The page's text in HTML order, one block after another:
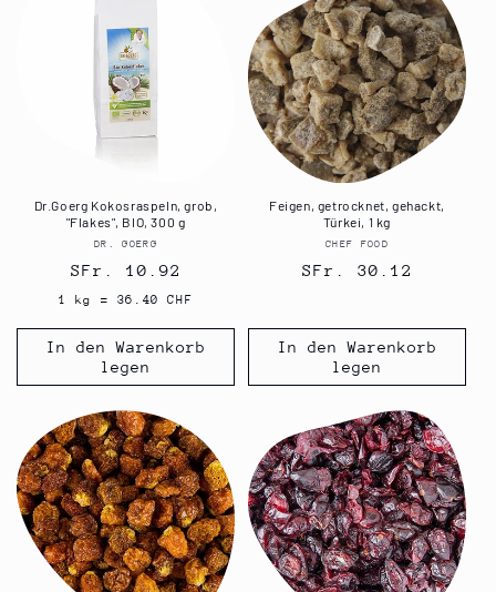
Dr.Goerg Kokosraspeln, grob,
"Flakes", BIO, 300 g
Anbieter:
DR. GOERG
Normaler
Preis
SFr. 10.92
1 kg = 36.40 CHF
In den Warenkorb
legen
Feigen, getrocknet, gehackt,
Türkei, 1 kg
Anbieter:
CHEF FOOD
Normaler
SFr. 30.12
In den Warenkorb
legen